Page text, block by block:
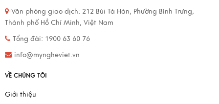
Văn phòng giao dịch: 212 Bùi Tá Hán, Phường Bình Trưng,
Thành phố Hồ Chí Minh, Việt Nam
Tổng đài: 1900 63 60 76
info@myngheviet.vn
VỀ CHÚNG TÔI
Giới thiệu